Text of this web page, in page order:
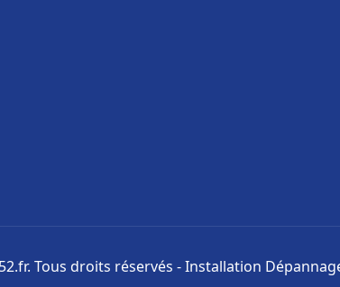
Tous droits réservés - Installation